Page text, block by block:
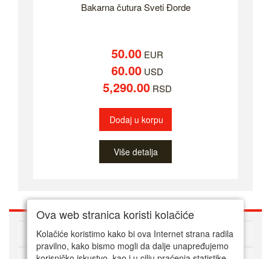
Bakarna čutura Sveti Đorde
50.00EUR
60.00USD
5,290.00RSD
Dodaj u korpu
Više detalja
O nama
Ova web stranica koristi kolačiće
Kolačiće koristimo kako bi ova Internet strana radila
pravilno, kako bismo mogli da dalje unapređujemo